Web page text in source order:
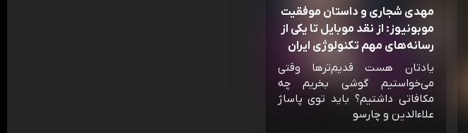
مهدی شجاری و داستان موفقیت
موبونیوز: از نقد موبایل تا یکی از
رسانه‌‌های مهم تکنولوژی ایران
یادتان هست قدیم‌ترها وقتی
می‌خواستیم گوشی بخریم چه
مکافاتی داشتیم؟ باید توی پاساژ
علاءالدین و چارسو